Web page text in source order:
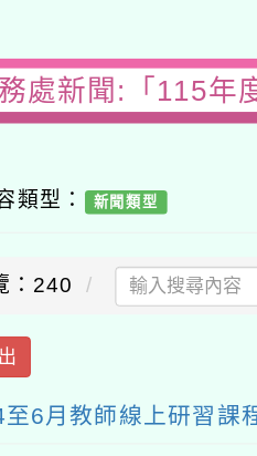
處新聞:「115年
類型： 新聞類型
：240
6月教師線上研習課